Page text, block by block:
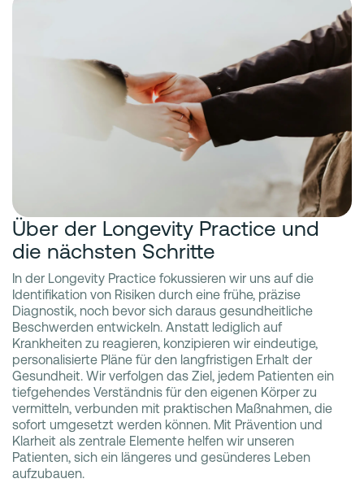
Über der Longevity Practice und
die nächsten Schritte
In der Longevity Practice fokussieren wir uns auf die
Identifikation von Risiken durch eine frühe, präzise
Diagnostik, noch bevor sich daraus gesundheitliche
Beschwerden entwickeln. Anstatt lediglich auf
Krankheiten zu reagieren, konzipieren wir eindeutige,
personalisierte Pläne für den langfristigen Erhalt der
Gesundheit. Wir verfolgen das Ziel, jedem Patienten ein
tiefgehendes Verständnis für den eigenen Körper zu
vermitteln, verbunden mit praktischen Maßnahmen, die
sofort umgesetzt werden können. Mit Prävention und
Klarheit als zentrale Elemente helfen wir unseren
Patienten, sich ein längeres und gesünderes Leben
aufzubauen.